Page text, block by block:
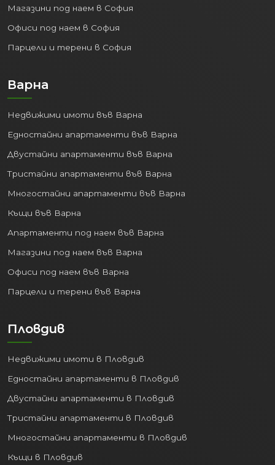
инвеститор това означава две неща:
Сигурен пазар на наеми, където
наемателите могат да си позволят
благодарение на растящите си
доходи.
2. Рекордна заетост и
разрастващ се пазар на
труда
Пловдив и Тракия икономическа зона
генерират огромно количество нови
списъчен брой на работещите по
трудово правоотношение е нараснал
от 211 493 души през 2020 г. до
рекордно ниските
Всеки нов служител в региона е
жилище. Притокът на кадри от
съседни области гарантира, че
търсенето на апартаменти в Пловдив
предпазвайки инвестицията ви от
обезценяване.
Магазини под наем в София
Офиси под наем в София
Парцели и терени в София
Варна
Недвижими имоти във Варна
Едностайни апартаменти във Варна
Двустайни апартаменти във Варна
Тристайни апартаменти във Варна
Многостайни апартаменти във Варна
Къщи във Варна
Апартаменти под наем във Варна
Магазини под наем във Варна
Офиси под наем във Варна
Парцели и терени във Варна
Пловдив
Недвижими имоти в Пловдив
Едностайни апартаменти в Пловдив
Двустайни апартаменти в Пловдив
Тристайни апартаменти в Пловдив
Многостайни апартаменти в Пловдив
Къщи в Пловдив